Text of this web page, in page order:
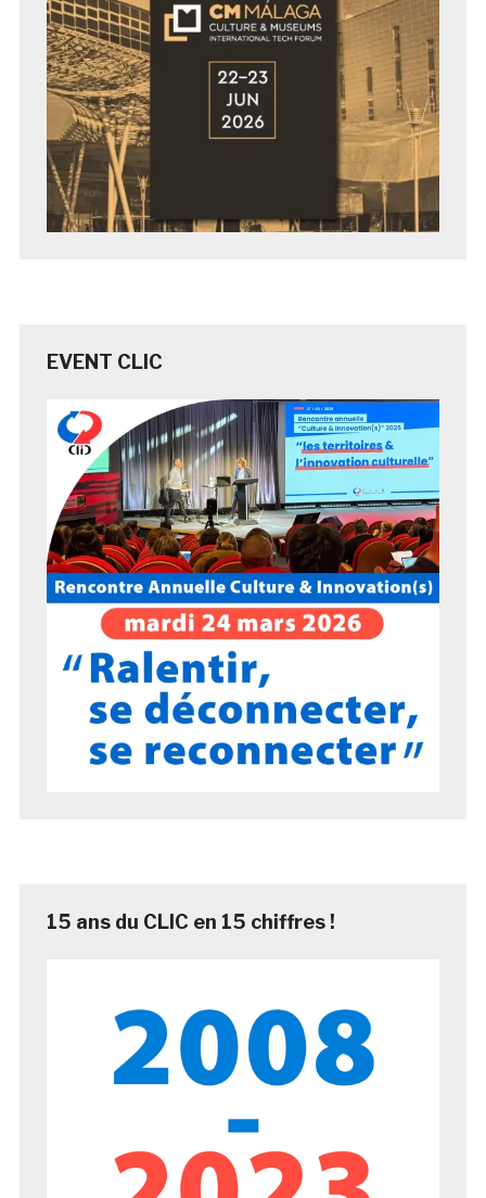
EVENT CLIC
15 ans du CLIC en 15 chiffres !